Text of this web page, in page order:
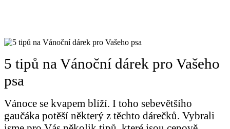
5 tipů na Vánoční dárek pro Vašeho
psa
Vánoce se kvapem blíží. I toho sebevětšího
gaučáka potěší některý z těchto dárečků. Vybrali